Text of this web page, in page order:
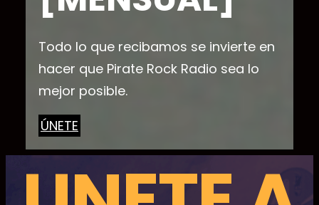
Todo lo que recibamos se invierte en
hacer que Pirate Rock Radio sea lo
mejor posible.
ÚNETE